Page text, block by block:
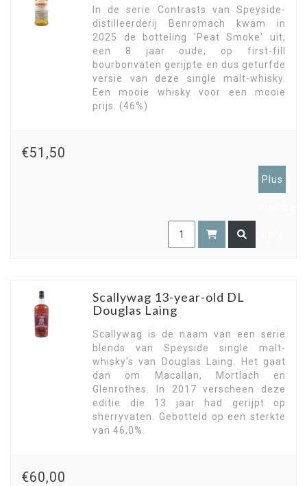
In de serie Contrasts van Speyside-
distilleerderij Benromach kwam in
2025 de botteling 'Peat Smoke' uit,
een 8 jaar oude, op first-fill
bourbonvaten gerijpte en dus geturfde
versie van deze single malt-whisky.
Een mooie whisky voor een mooie
prijs. (46%)
€51,50
Plus
Scallywag 13-year-old DL
Douglas Laing
Scallywag is de naam van een serie
blends van Speyside single malt-
whisky's van Douglas Laing. Het gaat
dan om Macallan, Mortlach en
Glenrothes. In 2017 verscheen deze
editie die 13 jaar had gerijpt op
sherryvaten. Gebotteld op een sterkte
van 46,0%.
€60,00